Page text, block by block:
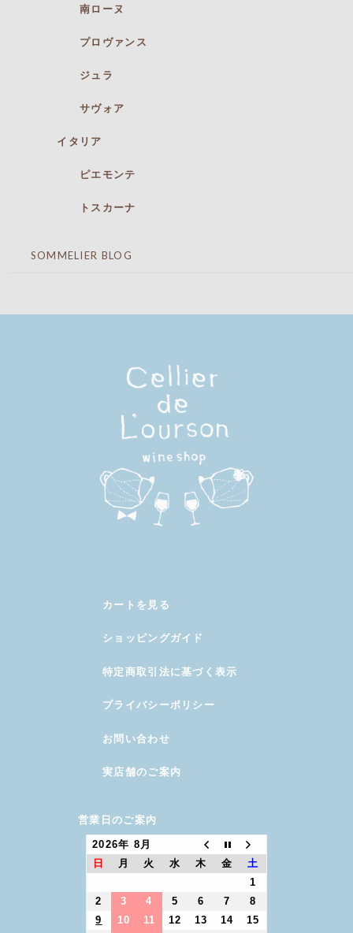
南ローヌ
プロヴァンス
ジュラ
サヴォア
イタリア
ピエモンテ
トスカーナ
SOMMELIER BLOG
カートを見る
ショッピングガイド
特定商取引法に基づく表示
プライバシーポリシー
お問い合わせ
実店舗のご案内
営業日のご案内
2026年 8月
日
月 火 水 木 金
土
1
2
3 4 5 6 7
8
9
10 11 12 13 14
15